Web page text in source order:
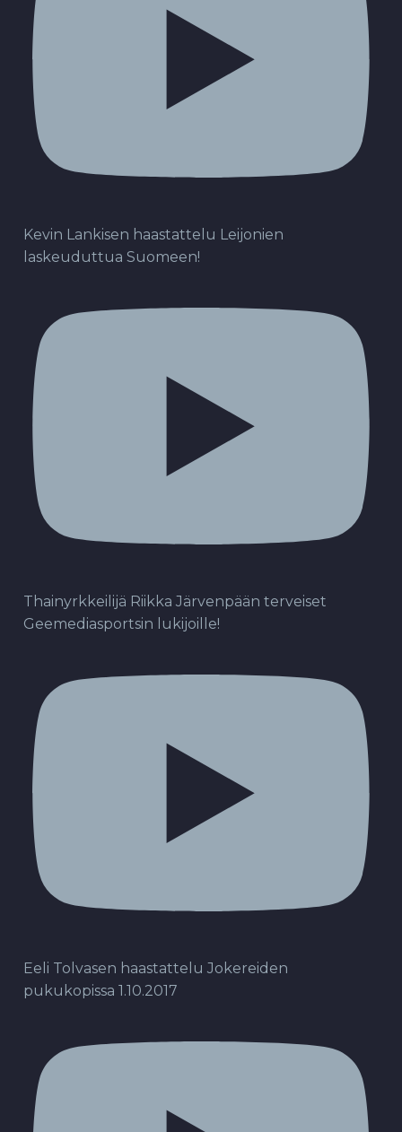
Kevin Lankisen haastattelu Leijonien
laskeuduttua Suomeen!
Thainyrkkeilijä Riikka Järvenpään terveiset
Geemediasportsin lukijoille!
Eeli Tolvasen haastattelu Jokereiden
pukukopissa 1.10.2017